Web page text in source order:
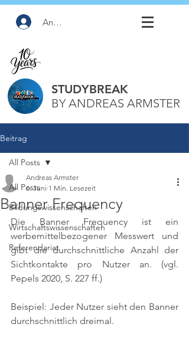
Anmelden
STUDYBREAK
BY ANDREAS ARMSTER
Beitrag
All Posts
Bildungswissenschaften
Wirtschaftswissenschaften
Referendariat
All Posts
Banner Frequency
Andreas Armster
6. Juni 1 Min. Lesezeit
Die Banner Frequency ist ein
werbemittelbezogener Messwert und
gibt die durchschnittliche Anzahl der
Sichtkontakte pro Nutzer an. (vgl.
Pepels 2020, S. 227 ff.)
Beispiel: Jeder Nutzer sieht den Banner
durchschnittlich dreimal.